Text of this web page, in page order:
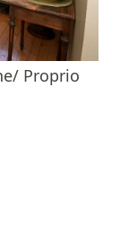
Proprio